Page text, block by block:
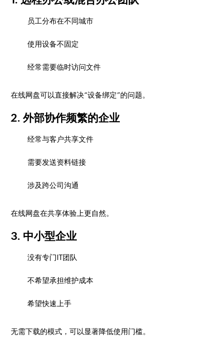
员工分布在不同城市
使用设备不固定
经常需要临时访问文件
在线网盘可以直接解决“设备绑定”的问题。
2. 外部协作频繁的企业
经常与客户共享文件
需要发送资料链接
涉及跨公司沟通
在线网盘在共享体验上更自然。
3. 中小型企业
没有专门IT团队
不希望承担维护成本
希望快速上手
无需下载的模式，可以显著降低使用门槛。